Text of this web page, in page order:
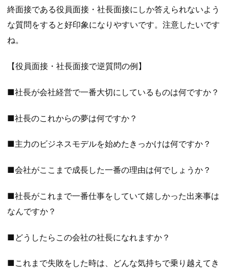
終面接である役員面接・社長面接にしか答えられないよう
な質問をすると好印象になりやすいです。注意したいです
ね。
【役員面接・社長面接で逆質問の例】
■社長が会社経営で一番大切にしているものは何ですか？
■社長のこれからの夢は何ですか？
■主力のビジネスモデルを始めたきっかけは何ですか？
■会社がここまで成長した一番の理由は何でしょうか？
■社長がこれまで一番仕事をしていて嬉しかった出来事は
なんですか？
■どうしたらこの会社の社長になれますか？
■これまで失敗をした時は、どんな気持ちで乗り越えてき